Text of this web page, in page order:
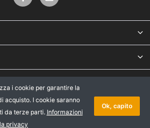
Copyright © 2026 GattoNeroTattoo.
Tutti i diritti riservati.
i cookie per garantire la
acquisto. I cookie saranno
da terze parti. Informazioni
privacy
Ok, capito